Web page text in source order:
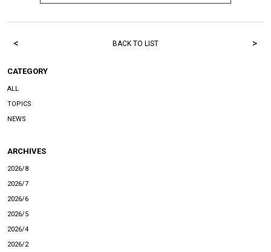
< BACK TO LIST >
CATEGORY
ALL
TOPICS
NEWS
ARCHIVES
2026/8
2026/7
2026/6
2026/5
2026/4
2026/2